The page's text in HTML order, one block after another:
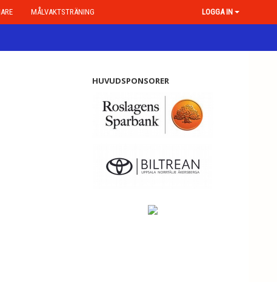
MÅLVAKTSTRÄNING LOGGA IN
HUVUDSPONSORER